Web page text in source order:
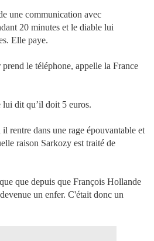
une communication avec
20 minutes et le diable lui
Elle paye.
le téléphone, appelle la France
dit qu’il doit 5 euros.
rentre dans une rage épouvantable et
raison Sarkozy est traité de
que depuis que François Hollande
un enfer. C'était donc un